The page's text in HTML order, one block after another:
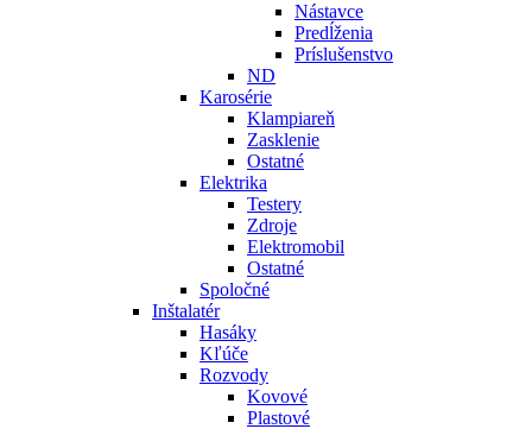
Nástavce
Predĺženia
Príslušenstvo
ND
Karosérie
Klampiareň
Zasklenie
Ostatné
Elektrika
Testery
Zdroje
Elektromobil
Ostatné
Spoločné
Inštalatér
Hasáky
Kľúče
Rozvody
Kovové
Plastové